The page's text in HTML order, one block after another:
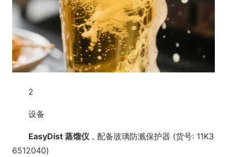
2
设备
EasyDist 蒸馏仪 ，配备玻璃防溅保护器 (货号: 11K3
6512040)